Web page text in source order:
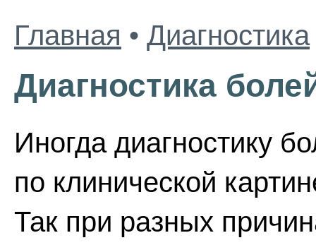
Главная • Диагностика
Диагностика
Иногда диагностику
по клинической
Так при разных